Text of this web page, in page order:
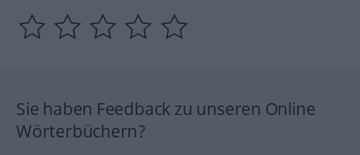
Sie haben Feedback zu unseren Online
Wörterbüchern?